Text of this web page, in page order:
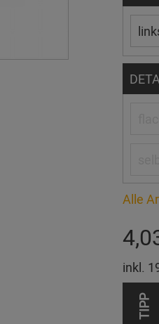
Alle
inkl.
TIPP